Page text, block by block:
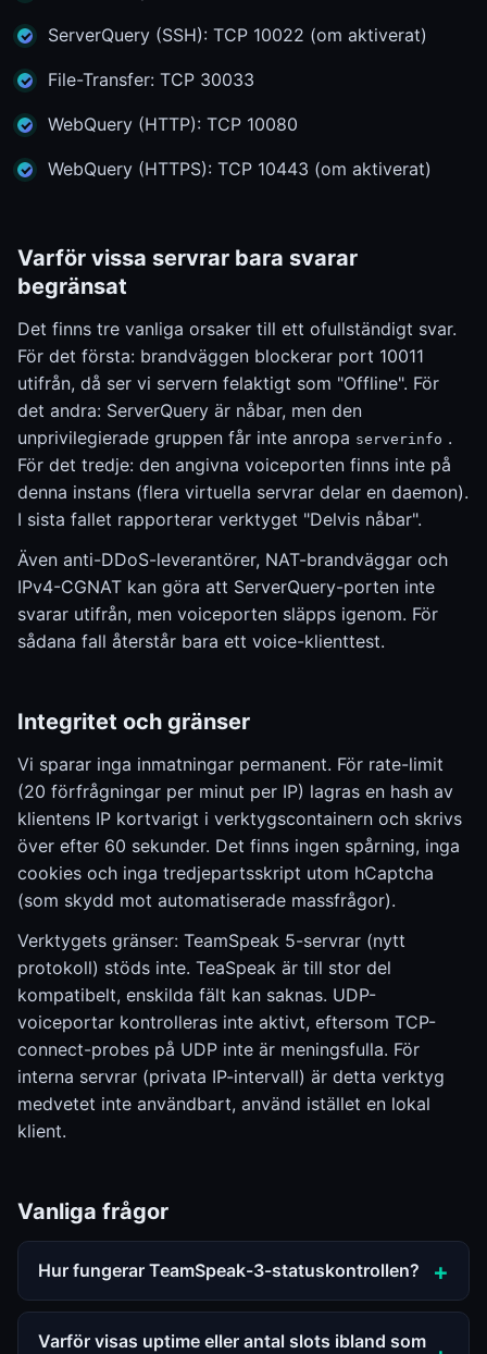
ServerQuery (SSH): TCP 10022 (om aktiverat)
File-Transfer: TCP 30033
WebQuery (HTTP): TCP 10080
WebQuery (HTTPS): TCP 10443 (om aktiverat)
Varför vissa servrar bara svarar
begränsat
Det finns tre vanliga orsaker till ett ofullständigt svar.
För det första: brandväggen blockerar port 10011
utifrån, då ser vi servern felaktigt som "Offline". För
det andra: ServerQuery är nåbar, men den
unprivilegierade gruppen får inte anropa serverinfo .
För det tredje: den angivna voiceporten finns inte på
denna instans (flera virtuella servrar delar en daemon).
I sista fallet rapporterar verktyget "Delvis nåbar".
Även anti-DDoS-leverantörer, NAT-brandväggar och
IPv4-CGNAT kan göra att ServerQuery-porten inte
svarar utifrån, men voiceporten släpps igenom. För
sådana fall återstår bara ett voice-klienttest.
Integritet och gränser
Vi sparar inga inmatningar permanent. För rate-limit
(20 förfrågningar per minut per IP) lagras en hash av
klientens IP kortvarigt i verktygscontainern och skrivs
över efter 60 sekunder. Det finns ingen spårning, inga
cookies och inga tredjepartsskript utom hCaptcha
(som skydd mot automatiserade massfrågor).
Verktygets gränser: TeamSpeak 5-servrar (nytt
protokoll) stöds inte. TeaSpeak är till stor del
kompatibelt, enskilda fält kan saknas. UDP-
voiceportar kontrolleras inte aktivt, eftersom TCP-
connect-probes på UDP inte är meningsfulla. För
interna servrar (privata IP-intervall) är detta verktyg
medvetet inte användbart, använd istället en lokal
klient.
Vanliga frågor
Hur fungerar TeamSpeak-3-statuskontrollen?
Varför visas uptime eller antal slots ibland som